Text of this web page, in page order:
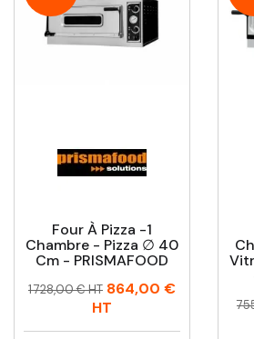
Four À Pizza -1
Chambre - Pizza ∅ 40
Cm - PRISMAFOOD
Prix
Prix
1 728,00 € HT 864,00 €
HT